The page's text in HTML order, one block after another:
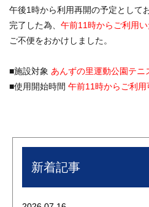
午後1時から利用再開の予定として
完了した為、 午前11時からご利用い
ご不便をおかけしました。
■施設対象 あんずの里運動公園テニ
■使用開始時間 午前11時からご利用
新着記事